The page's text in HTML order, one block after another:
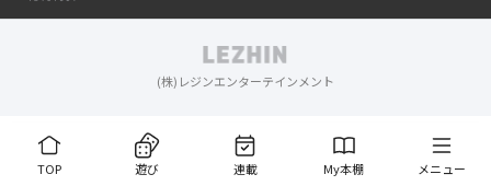
TOP 遊び 連載 My本棚 メニュー
(株)レジンエンターテインメント